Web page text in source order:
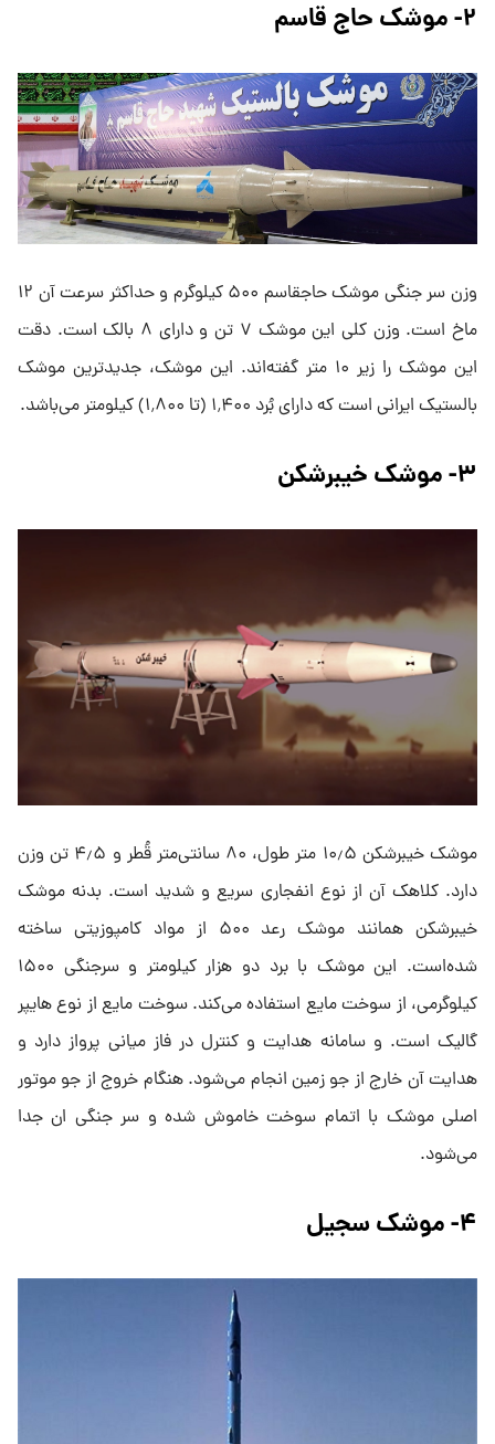
۲- موشک حاج قاسم
وزن سر جنگی موشک حاجقاسم ۵۰۰ کیلوگرم و حداکثر سرعت آن ۱۲
ماخ است. وزن کلی این موشک ۷ تن و دارای ۸ بالک است. دقت
این موشک را زیر ۱۰ متر گفته‌اند. این موشک، جدیدترین موشک
بالستیک ایرانی است که دارای بُرد ۱٬۴۰۰ (تا ۱٬۸۰۰) کیلومتر می‌باشد.
۳- موشک خیبرشکن
موشک خیبرشکن ۱۰٫۵ متر طول، ۸۰ سانتی‌متر قُطر و ۴٫۵ تن وزن
دارد. کلاهک آن از نوع انفجاری سریع و شدید است. بدنه موشک
خیبرشکن همانند موشک رعد ۵۰۰ از مواد کامپوزیتی ساخته
شده‌است. این موشک با برد دو هزار کیلومتر و سرجنگی ۱۵۰۰
کیلوگرمی، از سوخت مایع استفاده می‌کند. سوخت مایع از نوع هایپر
گالیک است. و سامانه هدایت و کنترل در فاز میانی پرواز دارد و
هدایت آن خارج از جو زمین انجام می‌شود. هنگام خروج از جو موتور
اصلی موشک با اتمام سوخت خاموش شده و سر جنگی ان جدا
می‌شود.
۴- موشک سجیل